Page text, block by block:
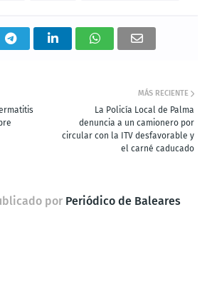
MÁS RECIENTE
La Policía Local de Palma
denuncia a un camionero por
circular con la ITV desfavorable y
el carné caducado
por Periódico de Baleares